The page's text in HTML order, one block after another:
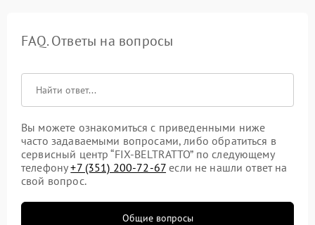
FAQ. Ответы на вопросы
Вы можете ознакомиться с приведенными ниже
часто задаваемыми вопросами, либо обратиться в
сервисный центр “FIX-BELTRATTO” по следующему
телефону+7 (351) 200-72-67 если не нашли ответ на
свой вопрос.
Общие вопросы